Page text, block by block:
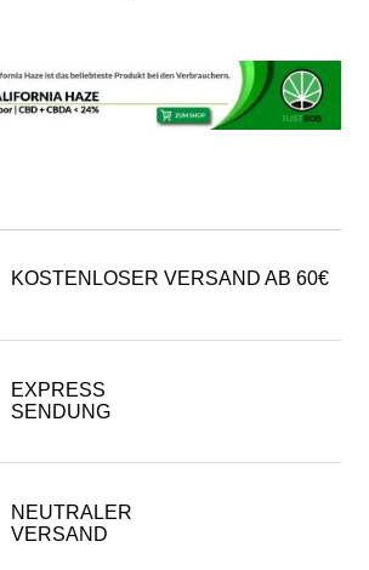
KOSTENLOSER VERSAND AB 60€
EXPRESS
SENDUNG
NEUTRALER
VERSAND